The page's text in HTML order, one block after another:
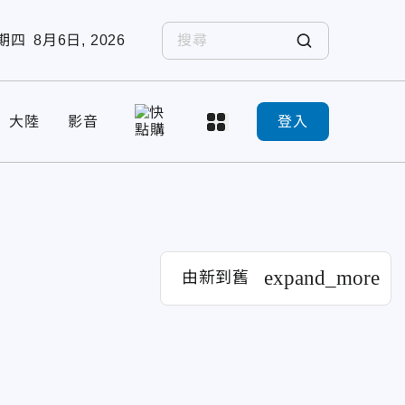
四 8月6日, 2026
大陸 影音 登入
由新到舊 expand_more